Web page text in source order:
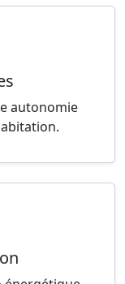
autonomie